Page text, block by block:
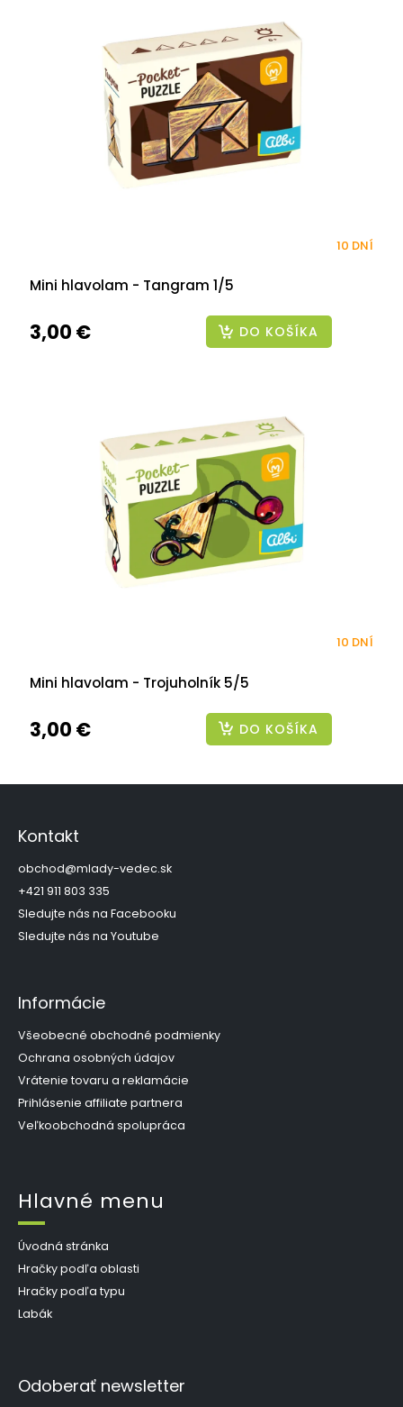
Mini hlavolam - Tangram 1/5
10 DNÍ
3,00 € DO KOŠÍKA
Mini hlavolam - Trojuholník 5/5
10 DNÍ
3,00 € DO KOŠÍKA
Z
Kontakt
obchod@mlady-vedec.sk
+421 911 803 335
Sledujte nás na Facebooku
Sledujte nás na Youtube
Informácie
Všeobecné obchodné podmienky
Ochrana osobných údajov
Vrátenie tovaru a reklamácie
Prihlásenie affiliate partnera
Veľkoobchodná spolupráca
Hlavné menu
Úvodná stránka
Hračky podľa oblasti
Hračky podľa typu
Labák
Odoberať newsletter